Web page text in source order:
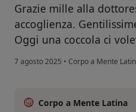
Grazie mille alla
accoglienza.
Oggi una coccola ci
7 agosto 2025 • Corpo a Mente
Corpo a Mente Latina